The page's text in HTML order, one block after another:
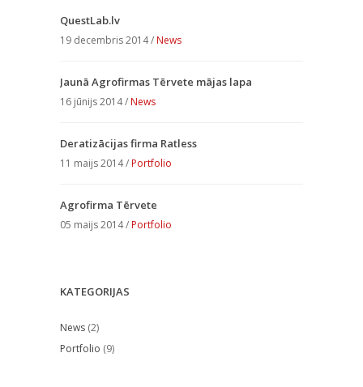
QuestLab.lv
19 decembris 2014 / News
Jaunā Agrofirmas Tērvete mājas lapa
16 jūnijs 2014 / News
Deratizācijas firma Ratless
11 maijs 2014 / Portfolio
Agrofirma Tērvete
05 maijs 2014 / Portfolio
KATEGORIJAS
News (2)
Portfolio (9)